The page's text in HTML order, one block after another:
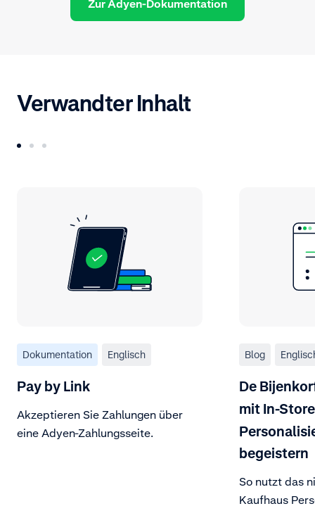
Zur Adyen-Dokumentation
Verwandter Inhalt
Dokumentation Englisch
Pay by Link
Akzeptieren Sie Zahlungen über
eine Adyen-Zahlungsseite.
Blog
De
mit In-
begeistern
So nutzt das
Kaufhaus